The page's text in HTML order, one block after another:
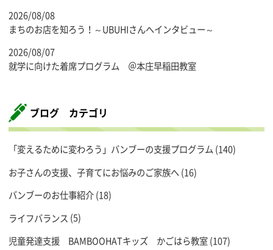
2026/08/08
まちのお店を知ろう！～UBUHIさんへインタビュー～
2026/08/07
就学に向けた着席プログラム ＠本庄早稲田教室
ブログ カテゴリ
「変えるために変わろう」バンブーの支援プログラム(140)
お子さんの支援、子育てにお悩みのご家族へ(16)
バンブーのお仕事紹介(18)
ライフバランス (5)
児童発達支援 BAMBOOHATキッズ かごはら教室(107)